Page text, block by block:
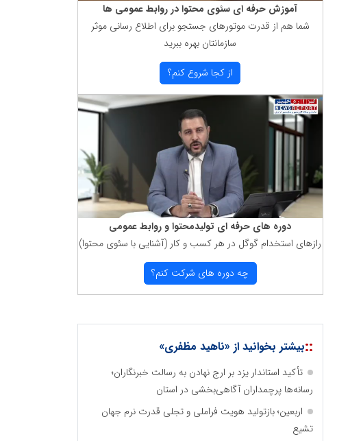
آموزش حرفه ای سئوی محتوا در روابط عمومی ها
شما هم از قدرت موتورهای جستجو برای اطلاع رسانی موثر
سازمانتان بهره ببرید
از كجا شروع كنم؟
دوره های حرفه ای تولیدمحتوا و روابط عمومی
رازهای استخدام گوگل در هر كسب و كار (آشنایی با سئوی محتوا)
چه دوره های شركت كنم؟
::بیشتر بخوانید از «ناهید مظفری»
تأکید استاندار یزد بر ارج نهادن به رسالت خبرنگاران؛
رسانه‌ها پرچمداران آگاهی‌بخشی در استان
اربعین؛ بازتولید هویت فراملی و تجلی قدرت نرم جهان
تشیع